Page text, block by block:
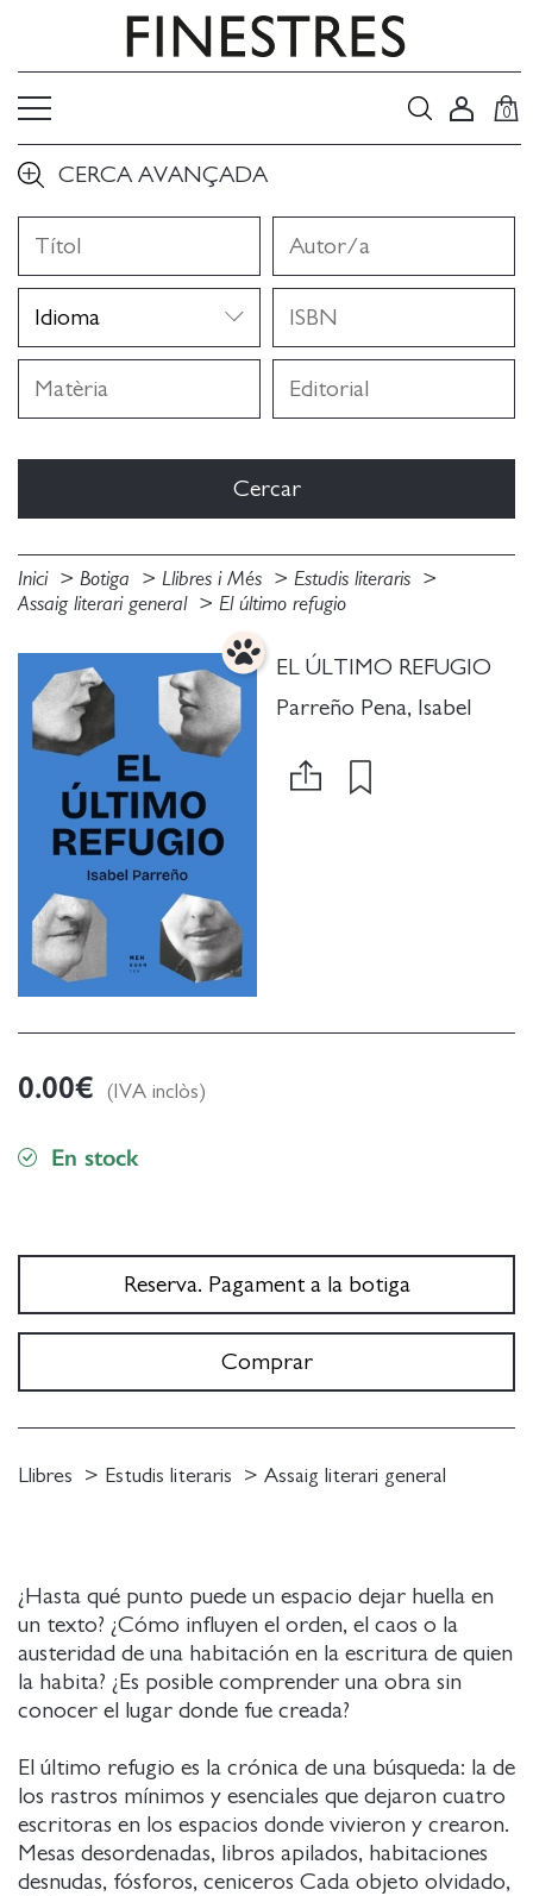
0
CERCA AVANÇADA
Inici Botiga Llibres i Més
Estudis literaris
Assaig literari general
El último refugio
EL ÚLTIMO REFUGIO
Parreño Pena, Isabel
¿Hasta qué punto puede un espacio dejar huella en
un texto? ¿Cómo influyen el orden, el caos o la
austeridad de una habitación en la escritura de quien
la habita? ¿Es posible comprender una obra sin
conocer el lugar donde fue creada?
El último refugio es la crónica de una búsqueda: la de
los rastros mínimos y esenciales que dejaron cuatro
escritoras en los espacios donde vivieron y crearon.
Mesas desordenadas, libros apilados, habitaciones
desnudas, fósforos, ceniceros Cada objeto olvidado,
0.00€ (IVA inclòs)
En stock
Reserva. Pagament a la botiga
Comprar
Llibres Estudis literaris Assaig literari general